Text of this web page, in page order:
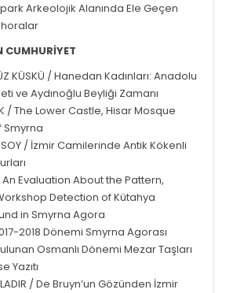
Arkeolojik Alanında Ele Geçen
CUMHURİYET
KÜSKÜ / Hanedan Kadınları: Anadolu
ve Aydınoğlu Beyliği Zamanı
/ The Lower Castle, Hisar Mosque
/ İzmir Camilerinde Antik Kökenli
Evaluation About the Pattern,
Detection of Kütahya
in Smyrna Agora
2018 Dönemi Smyrna Agorası
Osmanlı Dönemi Mezar Taşları
Yazıtı
/ De Bruyn’un Gözünden İzmir